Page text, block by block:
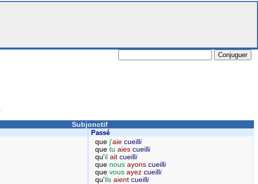
Subjonctif
Passé
que j'aie cueilli
quetuaies cueilli
qu'ilait cueilli
que nousayons cueilli
quevousayez cueilli
qu'ilsaient cueilli